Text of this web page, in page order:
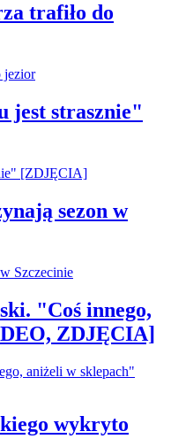
trafiło do
jest strasznie"
sezon w
"Coś innego,
ZDJĘCIA]
wykryto